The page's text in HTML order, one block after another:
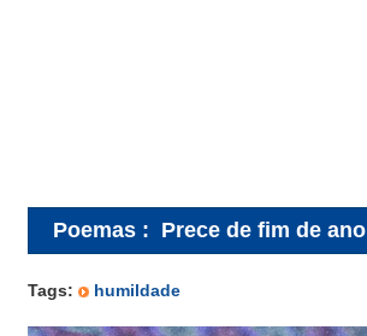
Poemas : Prece de fim de ano
Tags: humildade